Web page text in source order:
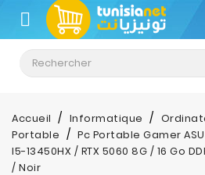
CATÉGORIE
Climatisation
Informatique
Téléphonie
&
Accueil Informatique
Portable
Pc Portable Gamer
I5-13450HX / RTX 5060 8G / 16 Go
/ Noir